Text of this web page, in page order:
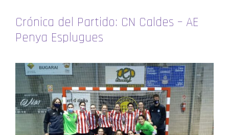
Crónica del Partido: CN Caldes – AE
Penya Esplugues